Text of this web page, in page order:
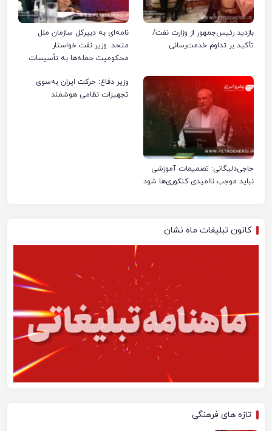
بازدید رئیس‌جمهور از وزارت نفت/
تأکید بر تداوم خدمت‌رسانی
نامه‌ای به دبیرکل سازمان ملل
متحد: وزیر نفت خواستار
محکومیت حمله‌ها به تأسیسات
حاجی‌دلیگانی: تصمیمات آموزشی
نباید موجب ناامیدی کنکوری‌ها شود
وزیر دفاع: حرکت ایران به‌سوی
تجهیزات نظامی هوشمند
کانون تبلیغات ماه نشان
تازه های فرهنگی